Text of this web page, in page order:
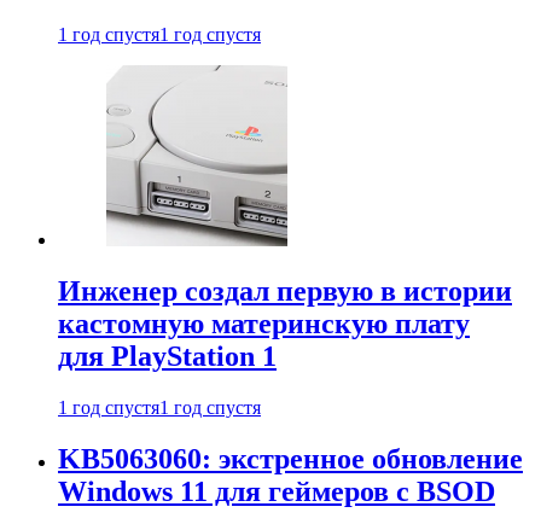
1 год спустя1 год спустя
Инженер создал первую в истории
кастомную материнскую плату
для PlayStation 1
1 год спустя1 год спустя
KB5063060: экстренное обновление
Windows 11 для геймеров с BSOD